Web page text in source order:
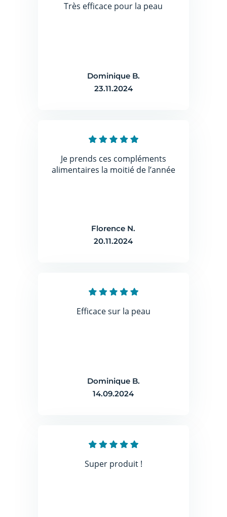
Très efficace pour la peau
Dominique B.
23.11.2024
Je prends ces compléments
alimentaires la moitié de l’année
Florence N.
20.11.2024
Efficace sur la peau
Dominique B.
14.09.2024
Super produit !